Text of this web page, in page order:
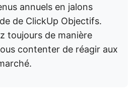
annuels en jalons
de ClickUp Objectifs.
toujours de manière
contenter de réagir aux